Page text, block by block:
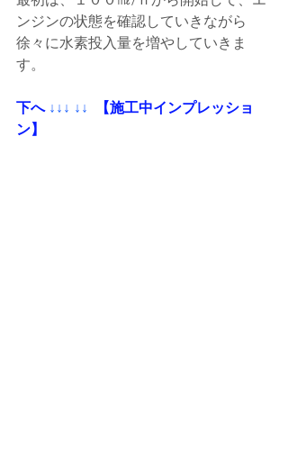
ンジンの状態を確認していきながら
徐々に水素投入量を増やしていきま
す。
下へ ↓↓↓ ↓↓
【施工中インプレッショ
ン】